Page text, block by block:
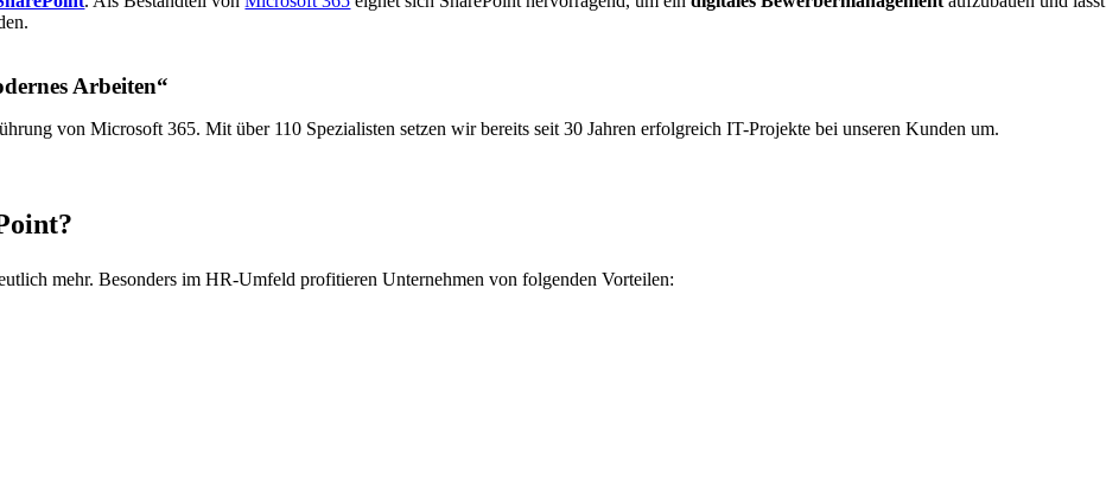
Arbeiten“
von Microsoft 365. Mit über 110 Spezialisten setzen wir bereits seit 30 Jahren erfolgreich IT-Projekte bei unseren Kunden um.
mehr. Besonders im HR-Umfeld profitieren Unternehmen von folgenden Vorteilen: